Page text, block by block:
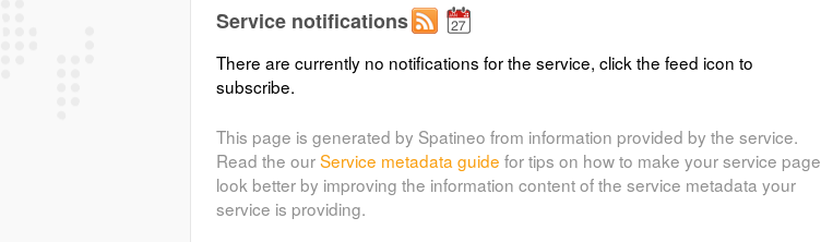
Gemeentelijk Ruimtelijk Uitvoeringsplan Register Plancompensaties PV
Layer-Group type layer: lu_gemrup_pv_rpc
Gemeentelijk Ruimtelijk Uitvoeringsplan Register Plancompensaties VV
(lu_gemrup_vv_rpc)
Layer-Group type layer: lu_gemrup_vv_rpc
Service notifications
There are currently no notifications for the service, click the feed icon to
subscribe.
This page is generated by Spatineo from information provided by the service.
Read the ourService metadata guide for tips on how to make your service page
look better by improving the information content of the service metadata your
service is providing.